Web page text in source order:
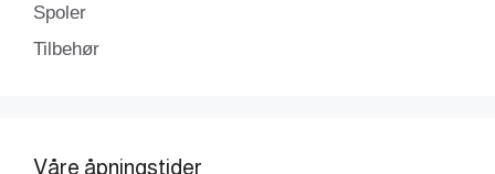
Spoler
Tilbehør
Våre åpningstider